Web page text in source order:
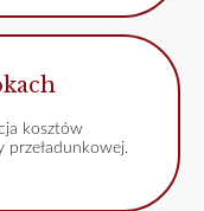
kosztów
przeładunkowej.